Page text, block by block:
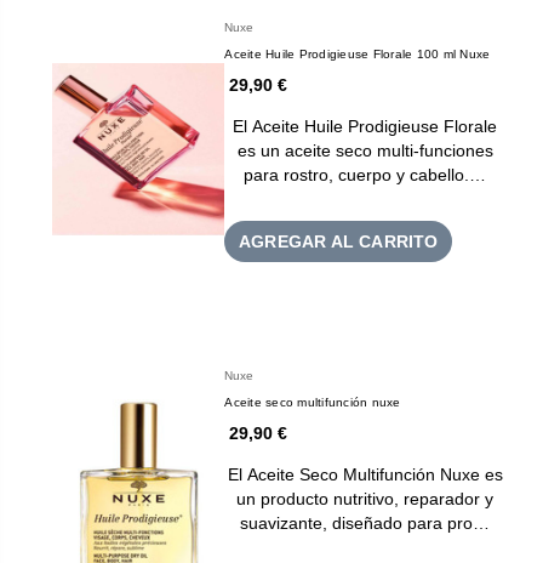
Nuxe
Aceite Huile Prodigieuse Florale 100 ml Nuxe
29,90 €
El Aceite Huile Prodigieuse Florale
es un aceite seco multi-funciones
para rostro, cuerpo y cabello.…
AGREGAR AL CARRITO
Nuxe
Aceite seco multifunción nuxe
29,90 €
El Aceite Seco Multifunción Nuxe es
un producto nutritivo, reparador y
suavizante, diseñado para pro…